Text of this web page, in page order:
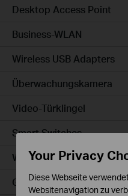
Desktop Access Point
Business-WLAN
Wireless USB Adapters
Überwachungskamera
Video-Türklingel
Smart Switches
WLAN-Steckdosen
Glühbirne & LED-Streifen
Your Privacy
Diese Webseite
Websitenavigation zu